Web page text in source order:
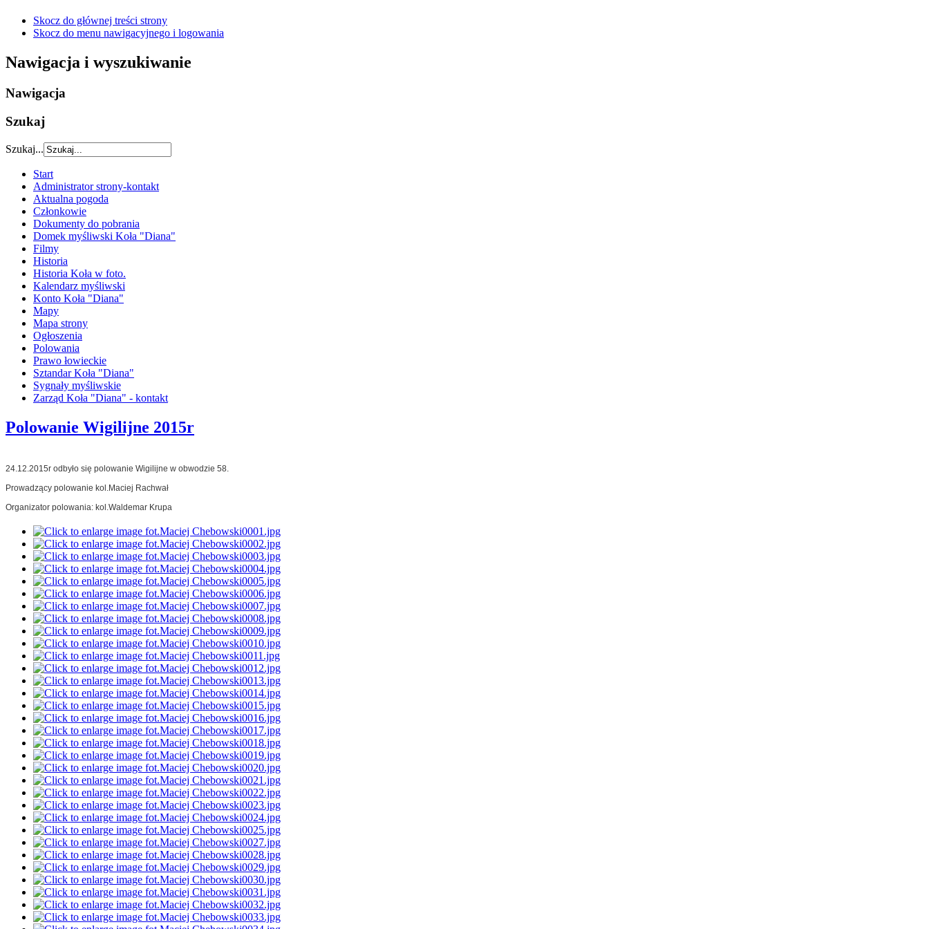
Skocz do głównej treści strony
Skocz do menu nawigacyjnego i logowania
Nawigacja i wyszukiwanie
Nawigacja
Szukaj
Szukaj...
Start
Administrator strony-kontakt
Aktualna pogoda
Członkowie
Dokumenty do pobrania
Domek myśliwski Koła "Diana"
Filmy
Historia
Historia Koła w foto.
Kalendarz myśliwski
Konto Koła "Diana"
Mapy
Mapa strony
Ogłoszenia
Polowania
Prawo łowieckie
Sztandar Koła "Diana"
Sygnały myśliwskie
Zarząd Koła "Diana" - kontakt
Polowanie Wigilijne 2015r
24.12.2015r odbyło się polowanie Wigilijne w obwodzie 58.
Prowadzący polowanie kol.Maciej Rachwał
Organizator polowania: kol.Waldemar Krupa